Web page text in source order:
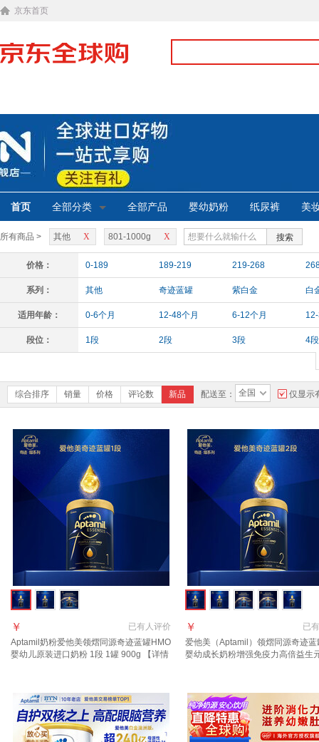
京东首页
首页 全部分类 全部产品 婴幼奶粉 纸尿裤 美
所有商品 > X
其他 X
801-1000g 搜索
价格： 0-189 189-219 219-268
系列： 其他 奇迹蓝罐 紫白金 白
适用年龄： 0-6个月 12-48个月 6-12个月
段位： 1段 2段 3段 4段
综合排序 销量 价格 评论数 新品 配送至： 全国 仅显示
已有人评价
￥
Aptamil奶粉爱他美领熠同源奇迹蓝罐HMO
婴幼儿原装进口奶粉 1段 1罐 900g 【详情
已有
￥
爱他美（Aptamil）领熠同源奇迹蓝
婴幼成长奶粉增强免疫力高倍益生